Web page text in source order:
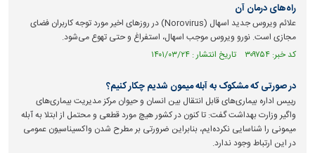
راه‌های درمان آن
علائم ویروس جدید اسهال (Norovirus) در روزهای اخیر مورد توجه کاربران فضای
مجازی است. نورو ویروس موجب اسهال، استفراغ و حتی تهوع می‌شود.
کد خبر: ۳۰۹۷۵۴ تاریخ انتشار : ۱۴۰۱/۰۳/۲۴
در صورتی که مشکوک به آبله میمون شدیم چکار کنیم؟
رییس اداره بیماری‌های قابل انتقال بین انسان و حیوان مرکز مدیریت بیماری‌های
واگیر وزارت بهداشت گفت: تا کنون در کشور هیچ مورد قطعی و محتمل از ابتلا به آبله
میمونی را شناسایی نکرده‌ایم، بنابراین ضرورتی بر مطرح شدن واکسیناسیون عمومی
در این ارتباط وجود ندارد.